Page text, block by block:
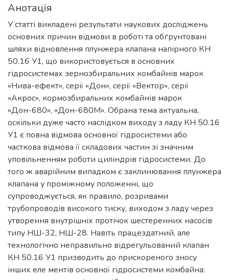
Анотація
У статті викладені результати наукових досліджень
основних причин відмови в роботі та обґрунтовані
шляхи відновлення плунжера клапана напірного КН
50.16 У1, що використовується в основних
гідросистемах зернозбиральних комбайнів марок
«Нива-ефект», серії «Дон», серії «Вектор», серії
«Акрос», кормозбиральних комбайнів марок
«Дон-680», «Дон-680М». Обрана тема актуальна,
оскільки дуже часто наслідком виходу з ладу КН 50.16
У1 є повна відмова основної гідросистеми або
часткова відмова її складових частин зі значним
уповільненням роботи циліндрів гідросистеми. До
того ж аварійним випадком є заклинювання плунжера
клапана у проміжному положенні, що
супроводжується, як правило, розривами
трубопроводів високого тиску, виходом з ладу через
утворення внутрішніх протічок шестеренних насосів
типу НШ-32, НШ-28. Навіть працездатний, але
технологічно неправильно відрегульований клапан
КН 50.16 У1 призводить до прискореного зносу
інших еле ментів основної гідросистеми комбайна: